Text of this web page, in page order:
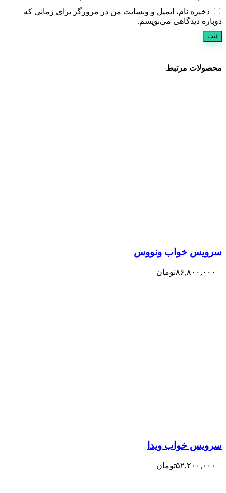
ذخیره نام، ایمیل و وبسایت من در مرورگر برای زمانی که
دوباره دیدگاهی می‌نویسم.
محصولات مرتبط
سرویس خواب ونووس
۸۶,۸۰۰,۰۰۰تومان
سرویس خواب ویدا
۵۲,۲۰۰,۰۰۰تومان